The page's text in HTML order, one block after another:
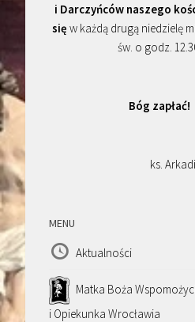
i Darczyńców naszego
się w każdą drugą niedzielę
św. o godz.
Bóg zapłać!
ks.
MENU
Aktualności
Matka Boża
i Opiekunka Wrocławia